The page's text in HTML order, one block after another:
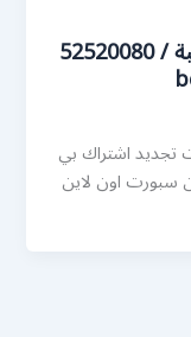
رقم موزع بين سبورت ميناء الشعيبة / 52520080
تجديد اشتراك بي
سبورت اون لاين